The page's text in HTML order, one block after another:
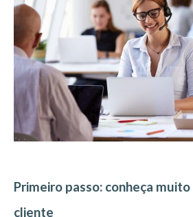
Primeiro passo: conheça
cliente